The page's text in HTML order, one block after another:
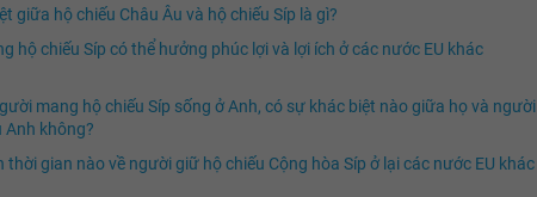
giữa hộ chiếu Châu Âu và hộ chiếu Síp là gì?
hộ chiếu Síp có thể hưởng phúc lợi và lợi ích ở các nước EU khác
mang hộ chiếu Síp sống ở Anh, có sự khác biệt nào giữa họ và người
Anh không?
thời gian nào về người giữ hộ chiếu Cộng hòa Síp ở lại các nước EU khác